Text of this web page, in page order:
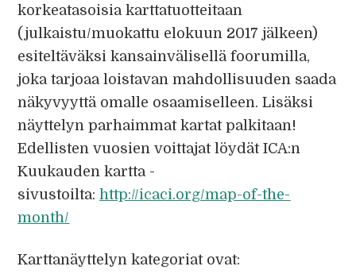
korkeatasoisia karttatuotteitaan
(julkaistu/muokattu elokuun 2017 jälkeen)
esiteltäväksi kansainvälisellä foorumilla,
joka tarjoaa loistavan mahdollisuuden saada
näkyvyyttä omalle osaamiselleen. Lisäksi
näyttelyn parhaimmat kartat palkitaan!
Edellisten vuosien voittajat löydät ICA:n
Kuukauden kartta -
sivustoilta:http://icaci.org/map-of-the-
month/
Karttanäyttelyn kategoriat ovat: